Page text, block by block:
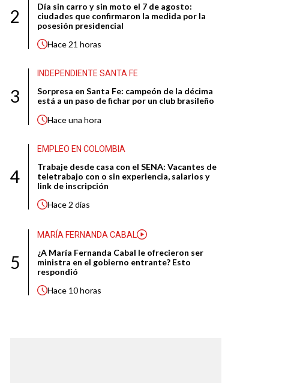
2
Día sin carro y sin moto el 7 de agosto:
ciudades que confirmaron la medida por la
posesión presidencial
Hace21 horas
3
INDEPENDIENTE SANTA FE
Sorpresa en Santa Fe: campeón de la décima
está a un paso de fichar por un club brasileño
Haceuna hora
4
EMPLEO EN COLOMBIA
Trabaje desde casa con el SENA: Vacantes de
teletrabajo con o sin experiencia, salarios y
link de inscripción
Hace2 días
5
MARÍA FERNANDA CABAL
¿A María Fernanda Cabal le ofrecieron ser
ministra en el gobierno entrante? Esto
respondió
Hace 10 horas